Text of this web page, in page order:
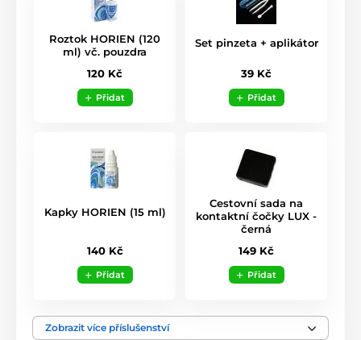
Roztok HORIEN (120
ml) vč. pouzdra
120 Kč
Přidat
Set pinzeta + aplikátor
39 Kč
Přidat
Kapky HORIEN (15 ml)
140 Kč
Přidat
Cestovní sada na
kontaktní čočky LUX -
černá
149 Kč
Přidat
Zobrazit více příslušenství